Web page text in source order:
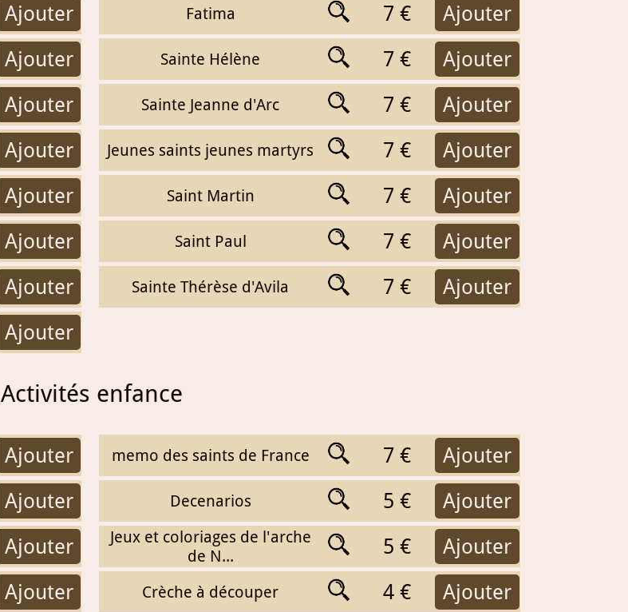
Ajouter Fatima 7 € Ajouter
Ajouter Sainte Hélène 7 € Ajouter
Ajouter Sainte Jeanne d'Arc 7 € Ajouter
Ajouter Jeunes saints jeunes martyrs 7 € Ajouter
Ajouter Saint Martin 7 € Ajouter
Ajouter Saint Paul 7 € Ajouter
Ajouter Sainte Thérèse d'Avila 7 € Ajouter
Ajouter
Activités enfance
Ajouter memo des saints de France 7 € Ajouter
Ajouter Decenarios 5 € Ajouter
Ajouter
Jeux et coloriages de l'arche
de N...
5 € Ajouter
Ajouter Crèche à découper 4 € Ajouter